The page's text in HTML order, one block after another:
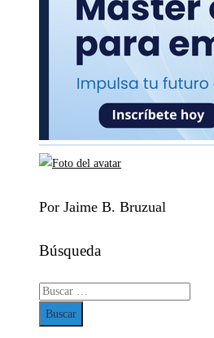
Por Jaime B. Bruzual
Búsqueda
Buscar: